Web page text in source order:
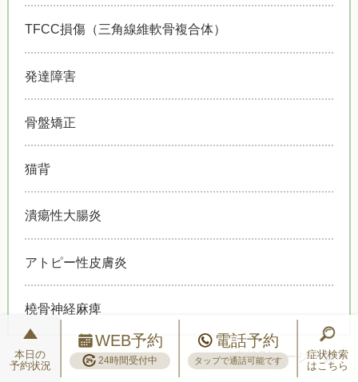
TFCC損傷（三角線維軟骨複合体）
発達障害
骨盤矯正
猫背
潰瘍性大腸炎
アトピー性皮膚炎
橈骨神経麻痺
>>症状別ページ一覧
本日の
予約状況
WEB予約
24時間受付中
電話予約
タップで通話可能です
症状検索
はこちら